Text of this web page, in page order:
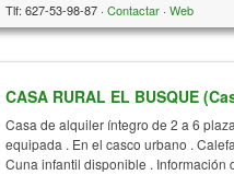
Tlf: 627-53-98-87 · Contactar · Web
CASA RURAL EL BUSQUE
Casa de alquiler íntegro de 2 a 6
equipada . En el casco urbano .
Cuna infantil disponible . Información